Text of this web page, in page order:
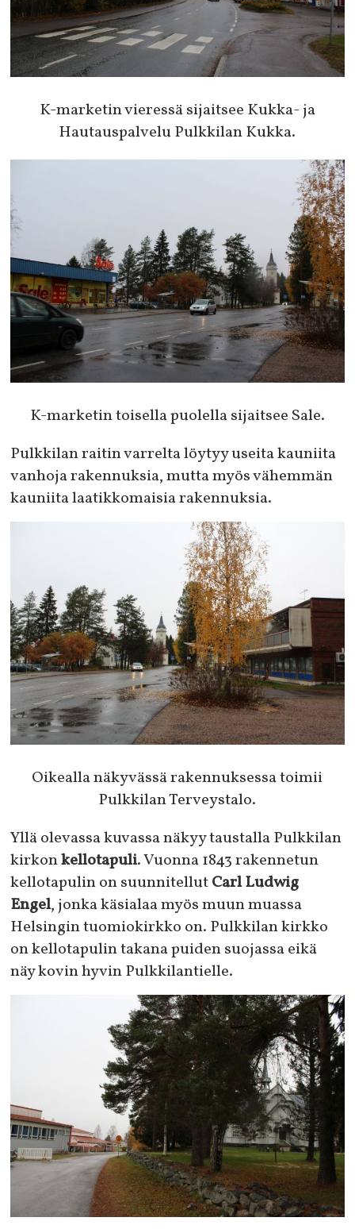
K-marketin vieressä sijaitsee Kukka- ja
Hautauspalvelu Pulkkilan Kukka.
K-marketin toisella puolella sijaitsee Sale.
Pulkkilan raitin varrelta löytyy useita kauniita
vanhoja rakennuksia, mutta myös vähemmän
kauniita laatikkomaisia rakennuksia.
Oikealla näkyvässä rakennuksessa toimii
Pulkkilan Terveystalo.
Yllä olevassa kuvassa näkyy taustalla Pulkkilan
kirkonkellotapuli. Vuonna 1843 rakennetun
kellotapulin on suunnitellutCarl Ludwig
Engel, jonka käsialaa myös muun muassa
Helsingin tuomiokirkko on. Pulkkilan kirkko
on kellotapulin takana puiden suojassa eikä
näy kovin hyvin Pulkkilantielle.